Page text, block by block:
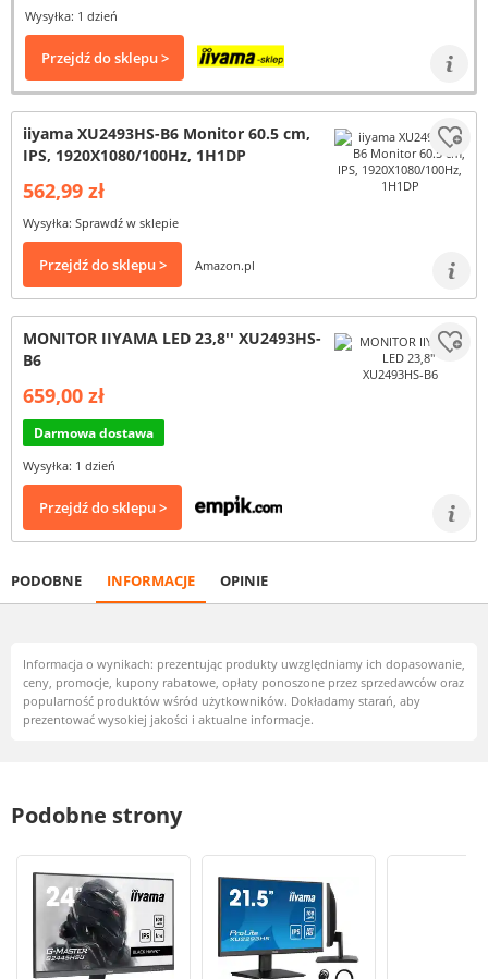
Wysyłka: 1 dzień
Przejdź do sklepu >
iiyama XU2493HS-B6 Monitor 60.5 cm,
IPS, 1920X1080/100Hz, 1H1DP
562,99 zł
Wysyłka: Sprawdź w sklepie
Przejdź do sklepu > Amazon.pl
MONITOR IIYAMA LED 23,8'' XU2493HS-
B6
659,00 zł
Darmowa dostawa
Wysyłka: 1 dzień
Przejdź do sklepu >
PODOBNE INFORMACJE OPINIE
Informacja o wynikach: prezentując produkty uwzględniamy ich dopasowanie,
ceny, promocje, kupony rabatowe, opłaty ponoszone przez sprzedawców oraz
popularność produktów wśród użytkowników. Dokładamy starań, aby
prezentować wysokiej jakości i aktualne informacje.
Podobne strony